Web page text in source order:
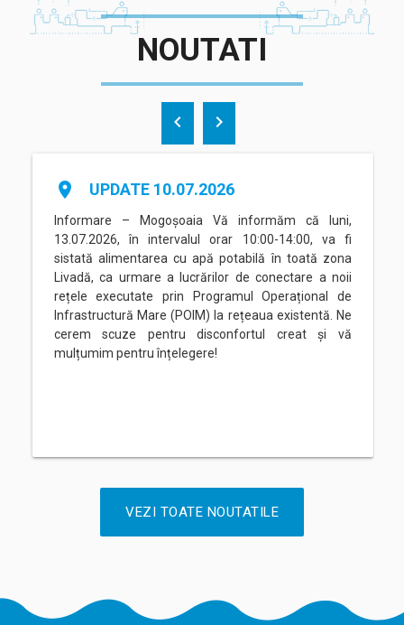
NOUTATI
place UPDATE 10.07.2026
Informare – Mogoșoaia Vă informăm că luni,
13.07.2026, în intervalul orar 10:00-14:00, va fi
sistată alimentarea cu apă potabilă în toată zona
Livadă, ca urmare a lucrărilor de conectare a noii
rețele executate prin Programul Operațional de
Infrastructură Mare (POIM) la rețeaua existentă. Ne
cerem scuze pentru disconfortul creat și vă
mulțumim pentru înțelegere!
chevron_left chevron_right
VEZI TOATE NOUTATILE